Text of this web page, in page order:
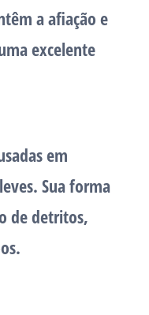
a afiação e
excelente
em
Sua forma
de detritos,